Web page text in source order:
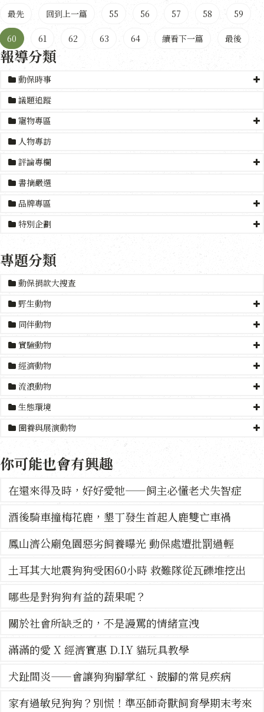
最先 回到上一篇 55 56 57 58 59
60 61 62 63 64 續看下一篇 最後
報導分類
動保時事
議題追蹤
寵物專區
人物專訪
評論專欄
書摘嚴選
品牌專區
特別企劃
專題分類
動保捐款大搜查
野生動物
同伴動物
實驗動物
經濟動物
流浪動物
生態環境
圈養與展演動物
你可能也會有興趣
在還來得及時，好好愛牠——飼主必懂老犬失智症
酒後騎車撞梅花鹿，墾丁發生首起人鹿雙亡車禍
鳳山濟公廟兔園惡劣飼養曝光 動保處遭批罰過輕
土耳其大地震狗狗受困60小時 救難隊從瓦礫堆挖出
哪些是對狗狗有益的蔬果呢？
關於社會所缺乏的，不是謾罵的情緒宣洩
滿滿的愛 X 經濟實惠 D.I.Y 貓玩具教學
犬趾間炎——會讓狗狗腳掌紅、跛腳的常見疾病
家有過敏兒狗狗？別慌！準巫師奇獸飼育學期末考來